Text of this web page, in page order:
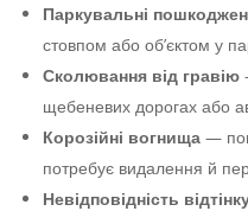
Паркувальні
стовпом або об’єктом у
Сколювання від гравію
щебеневих дорогах або
Корозійні вогнища —
потребує видалення й
Невідповідність